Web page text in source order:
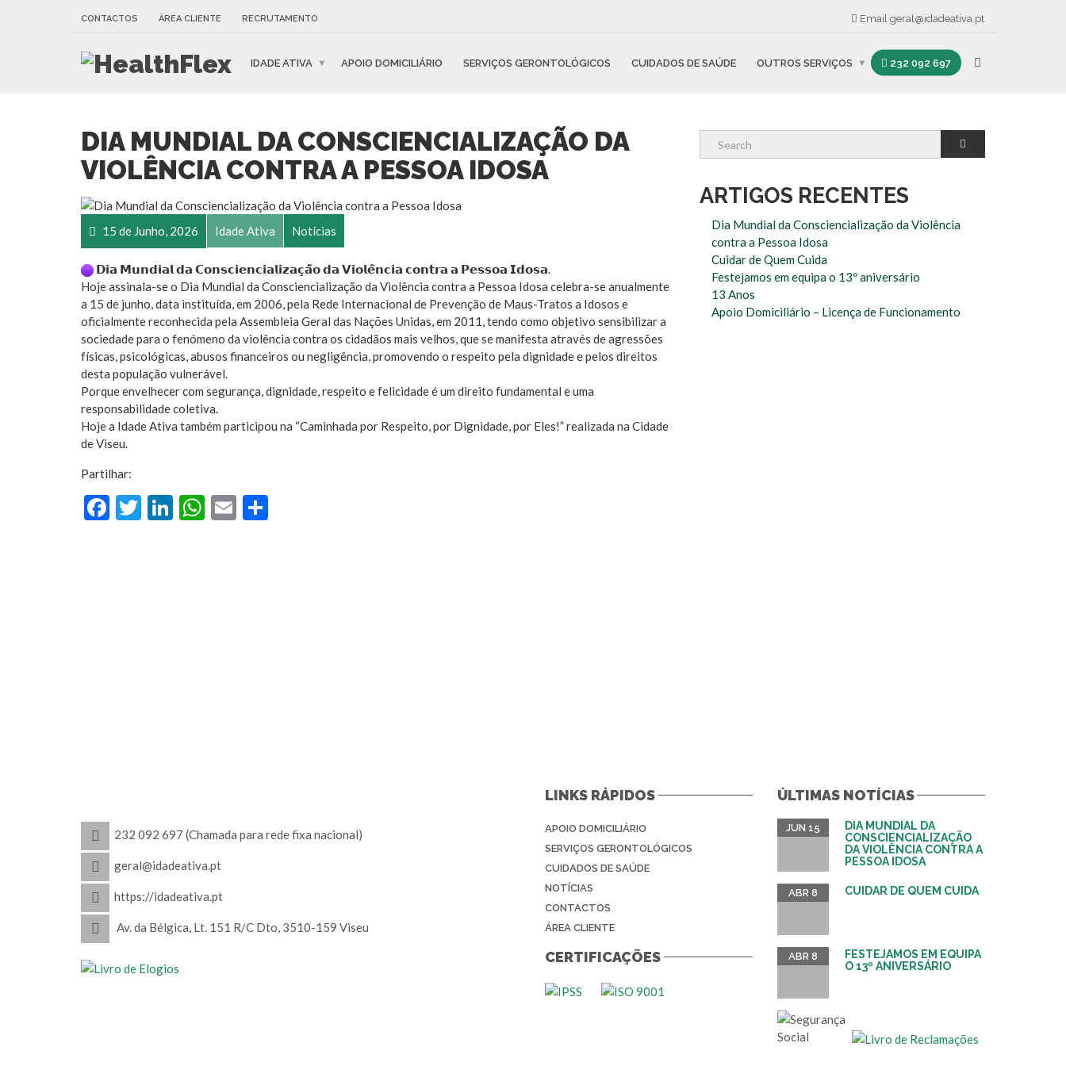
CONTACTOS ÁREA CLIENTE RECRUTAMENTO Email geral@idadeativa.pt
IDADE ATIVA APOIO DOMICILIÁRIO SERVIÇOS GERONTOLÓGICOS CUIDADOS DE SAÚDE OUTROS SERVIÇOS 232 092 697
DIA MUNDIAL DA CONSCIENCIALIZAÇÃO DA
VIOLÊNCIA CONTRA A PESSOA IDOSA
15 de Junho, 2026 Idade Ativa Notícias
𝗗𝗶𝗮 𝗠𝘂𝗻𝗱𝗶𝗮𝗹 𝗱𝗮 𝗖𝗼𝗻𝘀𝗰𝗶𝗲𝗻𝗰𝗶𝗮𝗹𝗶𝘇𝗮𝗰̧𝗮̃𝗼 𝗱𝗮 𝗩𝗶𝗼𝗹𝗲̂𝗻𝗰𝗶𝗮 𝗰𝗼𝗻𝘁𝗿𝗮 𝗮 𝗣𝗲𝘀𝘀𝗼𝗮 𝗜𝗱𝗼𝘀𝗮.
Hoje assinala-se o Dia Mundial da Consciencialização da Violência contra a Pessoa Idosa celebra-se anualmente
a 15 de junho, data instituída, em 2006, pela Rede Internacional de Prevenção de Maus-Tratos a Idosos e
oficialmente reconhecida pela Assembleia Geral das Nações Unidas, em 2011, tendo como objetivo sensibilizar a
sociedade para o fenómeno da violência contra os cidadãos mais velhos, que se manifesta através de agressões
físicas, psicológicas, abusos financeiros ou negligência, promovendo o respeito pela dignidade e pelos direitos
desta população vulnerável.
Porque envelhecer com segurança, dignidade, respeito e felicidade é um direito fundamental e uma
responsabilidade coletiva.
Hoje a Idade Ativa também participou na “Caminhada por Respeito, por Dignidade, por Eles!” realizada na Cidade
de Viseu.
Partilhar:
Facebook
Twitter
LinkedIn
WhatsApp
Email
ARTIGOS RECENTES
Dia Mundial da Consciencialização da Violência
contra a Pessoa Idosa
Cuidar de Quem Cuida
Festejamos em equipa o 13º aniversário
13 Anos
Apoio Domiciliário – Licença de Funcionamento
232 092 697 (Chamada para rede fixa nacional)
geral@idadeativa.pt
https://idadeativa.pt
Av. da Bélgica, Lt. 151 R/C Dto, 3510-159 Viseu
LINKS RÁPIDOS
APOIO DOMICILIÁRIO
SERVIÇOS GERONTOLÓGICOS
CUIDADOS DE SAÚDE
NOTÍCIAS
CONTACTOS
ÁREA CLIENTE
CERTIFICAÇÕES
ÚLTIMAS NOTÍCIAS
DIA MUNDIAL DA
CONSCIENCIALIZAÇÃO
DA VIOLÊNCIA CONTRA A
PESSOA IDOSA
JUN 15
CUIDAR DE QUEM CUIDA
ABR 8
FESTEJAMOS EM EQUIPA
O 13º ANIVERSÁRIO
ABR 8